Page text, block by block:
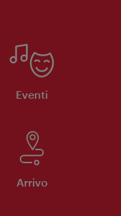
Eventi
Arrivo